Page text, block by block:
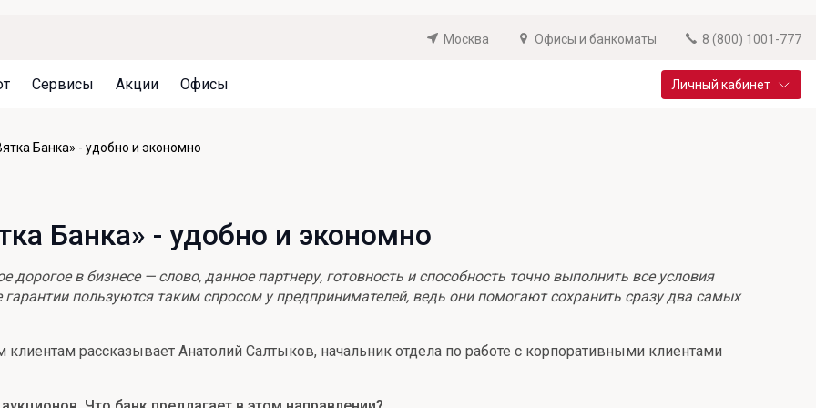
Москва Офисы и банкоматы 8 (800) 1001-777
Система страхования вкладов
Архив вкладов
Подробнее
Привилегии для клиентов
Реструктуризация
Оценка недвижимости
Документы
Кешбэк
Сервисы
Акции
Офисы Личный кабинет
Банка» - удобно и экономно
Банка» - удобно и экономно
в бизнесе — слово, данное партнеру, готовность и способность точно выполнить все условия
пользуются таким спросом у предпринимателей, ведь они помогают сохранить сразу два самых
рассказывает Анатолий Салтыков, начальник отдела по работе с корпоративными клиентами